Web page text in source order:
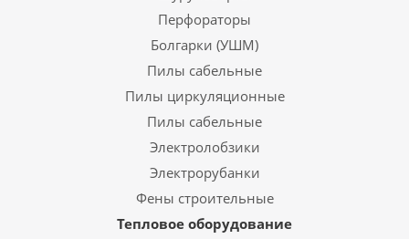
Перфораторы
Болгарки (УШМ)
Пилы сабельные
Пилы циркуляционные
Пилы сабельные
Электролобзики
Электрорубанки
Фены строительные
Тепловое оборудование